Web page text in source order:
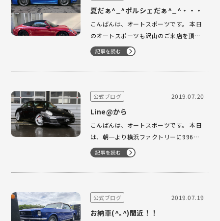
夏だぁ^_^ポルシェだぁ^_^・・・
こんばんは、オートスポーツです。 本日
のオートスポーツも沢山のご来店を頂き
ました。 S様 ボクスターSにて福島県よ
り ご来店下さいました。 ありがとうご
ざいました。 Y様 オートスポーツのお近
記事を読む
公式ブログ 2019.07.20
Line@から
こんばんは、オートスポーツです。 本日
は、朝一より横浜ファクトリーに996タ
ーボに乗られたK様が御来店下さいまし
た。 調子が悪いとの事で拝見させて頂き
ました。 後日、お預りせせていただき
た。 御来店のきっかけは、Line@からで
記事を読む
公式ブログ 2019.07.19
お納車(^｡^)間近！！